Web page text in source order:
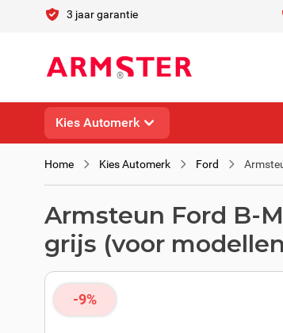
Ga naar de inhoud3 jaar garantie
Kies Automerk
Home Kies Automerk Ford
Armsteun Ford B-
grijs (voor
-9%